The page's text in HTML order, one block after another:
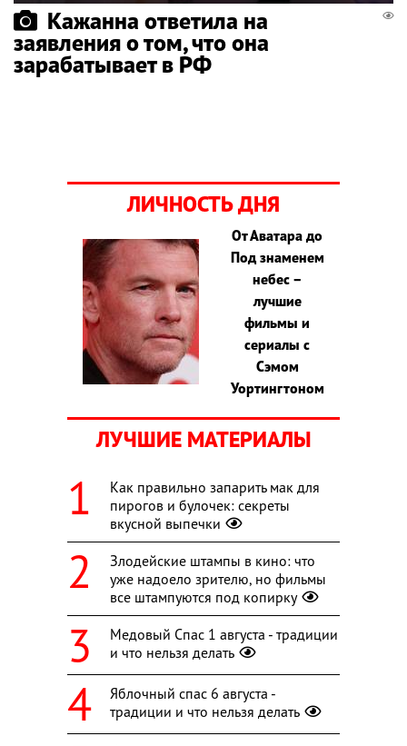
Кажанна ответила на
заявления о том, что она
зарабатывает в РФ
ЛИЧНОСТЬ ДНЯ
От Аватара до
Под знаменем
небес –
лучшие
фильмы и
сериалы с
Сэмом
Уортингтоном
ЛУЧШИЕ МАТЕРИАЛЫ
Как правильно запарить мак для
пирогов и булочек: секреты
вкусной выпечки
Злодейские штампы в кино: что
уже надоело зрителю, но фильмы
все штампуются под копирку
Медовый Спас 1 августа - традиции
и что нельзя делать
Яблочный спас 6 августа -
традиции и что нельзя делать